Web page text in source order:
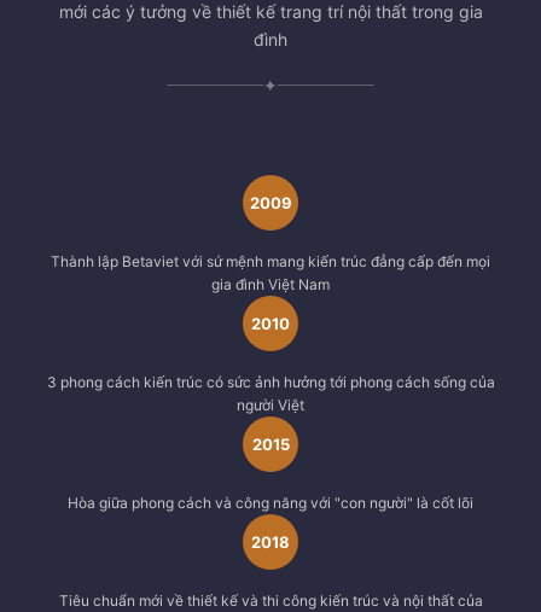
mới các ý tưởng về thiết kế trang trí nội thất trong gia
đình
✦
2009
Thành lập Betaviet với sứ mệnh mang kiến trúc đẳng cấp đến mọi
gia đình Việt Nam
2010
3 phong cách kiến trúc có sức ảnh hưởng tới phong cách sống của
người Việt
2015
Hòa giữa phong cách và công năng với "con người" là cốt lõi
2018
Tiêu chuẩn mới về thiết kế và thi công kiến trúc và nội thất của